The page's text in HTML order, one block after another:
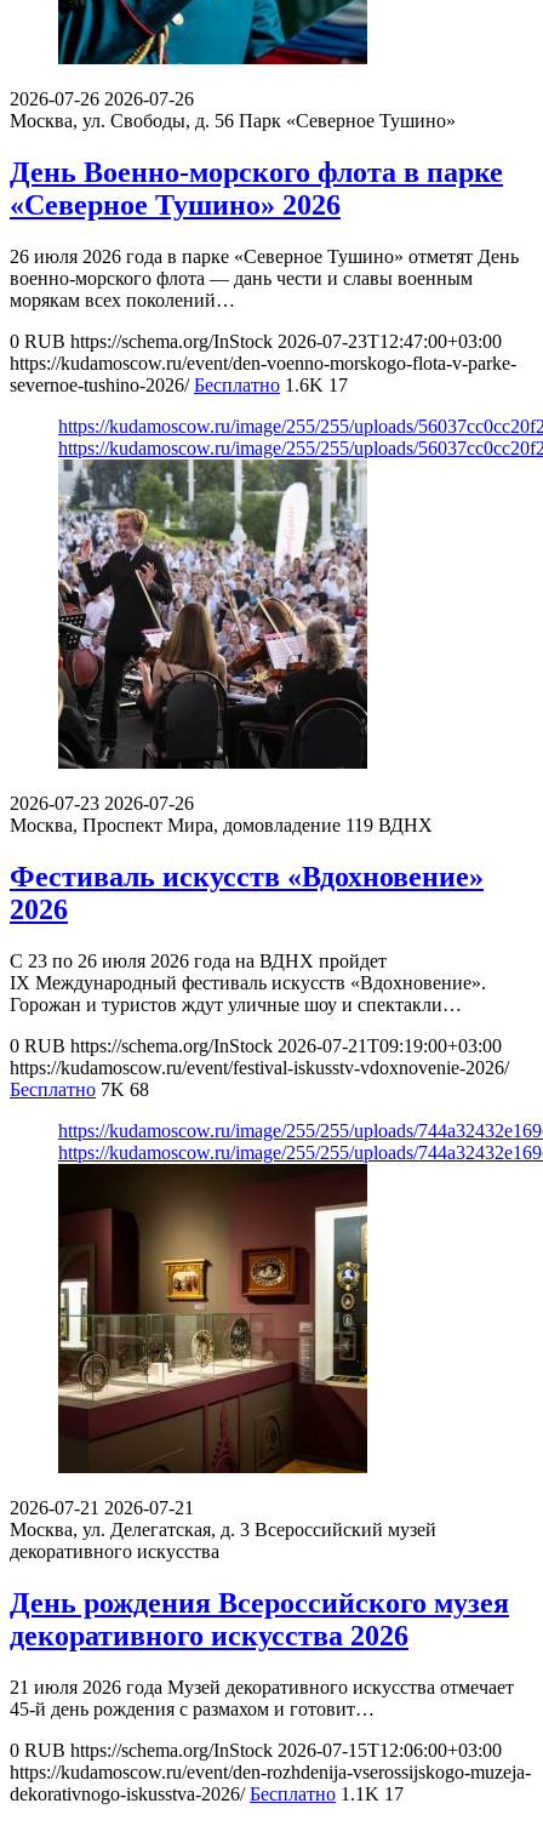
2026-07-26 2026-07-26
Москва, ул. Свободы, д. 56 Парк «Северное Тушино»
День Военно-морского флота в парке
«Северное Тушино» 2026
26 июля 2026 года в парке «Северное Тушино» отметят День
военно-морского флота — дань чести и славы военным
морякам всех поколений…
0 RUB https://schema.org/InStock 2026-07-23T12:47:00+03:00
https://kudamoscow.ru/event/den-voenno-morskogo-flota-v-parke-
severnoe-tushino-2026/ Бесплатно 1.6K 17
https://kudamoscow.ru/image/255/255/uploads/
https://kudamoscow.ru/image/255/255/uploads/
2026-07-23 2026-07-26
Москва, Проспект Мира, домовладение 119 ВДНХ
Фестиваль искусств «Вдохновение»
2026
С 23 по 26 июля 2026 года на ВДНХ пройдет
IX Международный фестиваль искусств «Вдохновение».
Горожан и туристов ждут уличные шоу и спектакли…
0 RUB https://schema.org/InStock 2026-07-21T09:19:00+03:00
https://kudamoscow.ru/event/festival-iskusstv-vdoxnovenie-2026/
Бесплатно 7K 68
https://kudamoscow.ru/image/255/255/uploads/
https://kudamoscow.ru/image/255/255/uploads/
2026-07-21 2026-07-21
Москва, ул. Делегатская, д. 3 Всероссийский музей
декоративного искусства
День рождения Всероссийского музея
декоративного искусства 2026
21 июля 2026 года Музей декоративного искусства отмечает
45-й день рождения с размахом и готовит…
0 RUB https://schema.org/InStock 2026-07-15T12:06:00+03:00
https://kudamoscow.ru/event/den-rozhdenija-vserossijskogo-muzeja-
dekorativnogo-iskusstva-2026/ Бесплатно 1.1K 17